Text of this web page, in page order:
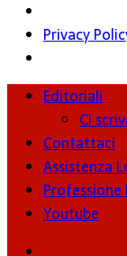
Privacy
Editoriali
Ci
Contattaci
Assistenza
Professione
Youtube